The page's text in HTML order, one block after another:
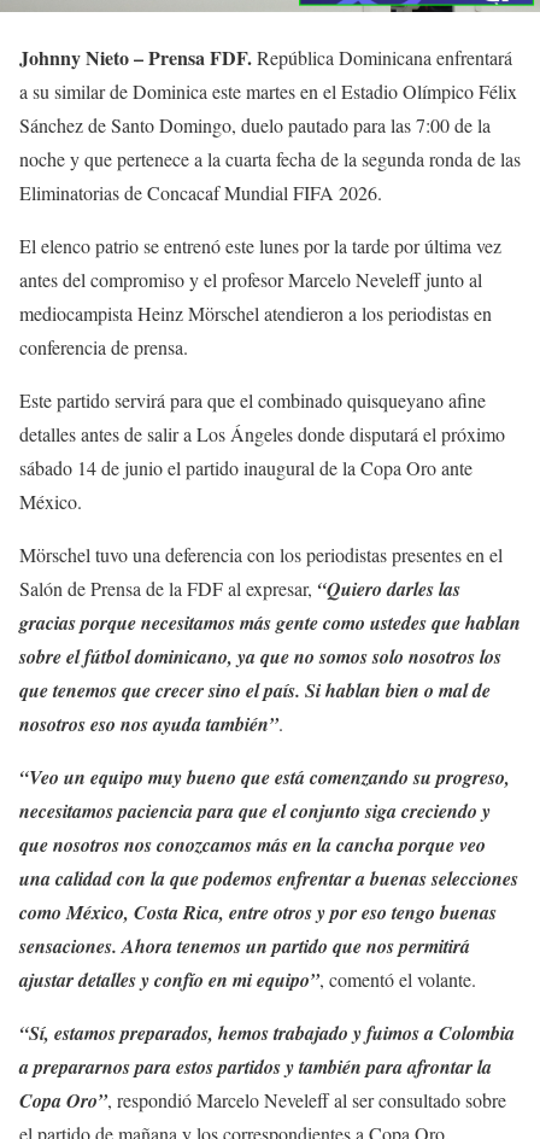
Johnny Nieto – Prensa FDF.República Dominicana enfrentará
a su similar de Dominica este martes en el Estadio Olímpico Félix
Sánchez de Santo Domingo, duelo pautado para las 7:00 de la
noche y que pertenece a la cuarta fecha de la segunda ronda de las
Eliminatorias de Concacaf Mundial FIFA 2026.
El elenco patrio se entrenó este lunes por la tarde por última vez
antes del compromiso y el profesor Marcelo Neveleff junto al
mediocampista Heinz Mörschel atendieron a los periodistas en
conferencia de prensa.
Este partido servirá para que el combinado quisqueyano afine
detalles antes de salir a Los Ángeles donde disputará el próximo
sábado 14 de junio el partido inaugural de la Copa Oro ante
México.
Mörschel tuvo una deferencia con los periodistas presentes en el
Salón de Prensa de la FDF al expresar, “Quiero darles las
gracias porque necesitamos más gente como ustedes que hablan
sobre el fútbol dominicano, ya que no somos solo nosotros los
que tenemos que crecer sino el país. Si hablan bien o mal de
nosotros eso nos ayuda también”.
“Veo un equipo muy bueno que está comenzando su progreso,
necesitamos paciencia para que el conjunto siga creciendo y
que nosotros nos conozcamos más en la cancha porque veo
una calidad con la que podemos enfrentar a buenas selecciones
como México, Costa Rica, entre otros y por eso tengo buenas
sensaciones. Ahora tenemos un partido que nos permitirá
ajustar detalles y confío en mi equipo”, comentó el volante.
“Sí, estamos preparados, hemos trabajado y fuimos a Colombia
a prepararnos para estos partidos y también para afrontar la
Copa Oro”, respondió Marcelo Neveleff al ser consultado sobre
el partido de mañana y los correspondientes a Copa Oro.